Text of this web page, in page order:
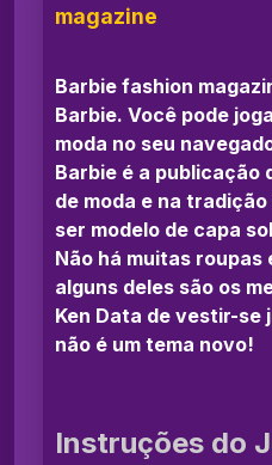
magazine
Barbie fashion
Barbie. Você pode
moda no seu
Barbie é a publicação
de moda e na
ser modelo de capa
Não há muitas roupas
alguns deles são os
Ken Data de vestir-se
não é um tema novo!
Instruções do